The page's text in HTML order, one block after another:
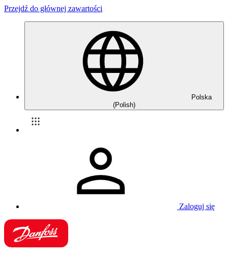
Przejdź do głównej zawartości
Polska
(Polish)
Zaloguj się